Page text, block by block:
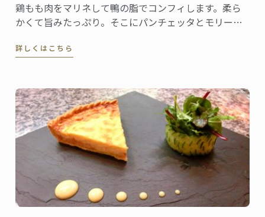
鶏もも肉をマリネして鴨の脂でコンフィします。柔ら
かくて旨みたっぷり。そこにパンチェッタとモリーユ
豊かな春の一品をお届けします。
詳しくはこちら